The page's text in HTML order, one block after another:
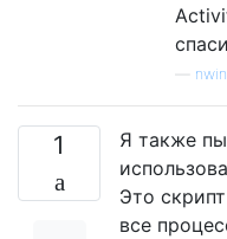
1
Я также
Это
все